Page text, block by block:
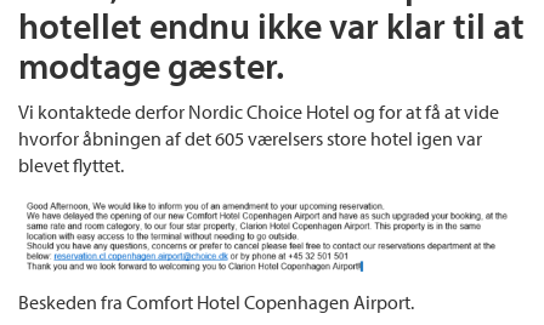
hotellet endnu ikke var klar til at
modtage gæster.
Vi kontaktede derfor Nordic Choice Hotel og for at få at vide
hvorfor åbningen af det 605 værelsers store hotel igen var
blevet flyttet.
Beskeden fra Comfort Hotel Copenhagen Airport.